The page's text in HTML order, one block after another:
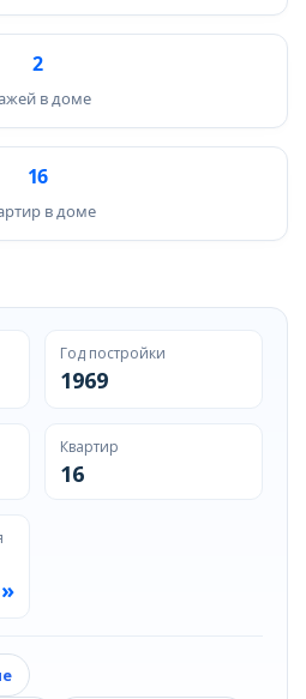
2
в доме
16
в доме
Год постройки
1969
Квартир
16